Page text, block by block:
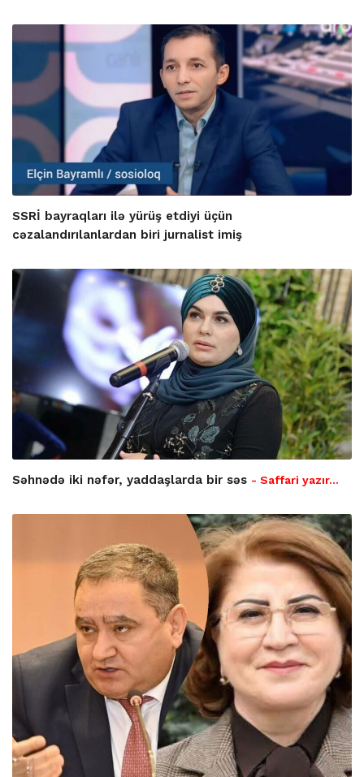
SSRİ bayraqları ilə yürüş etdiyi üçün
cəzalandırılanlardan biri jurnalist imiş
Səhnədə iki nəfər, yaddaşlarda bir səs - Saffari yazır…